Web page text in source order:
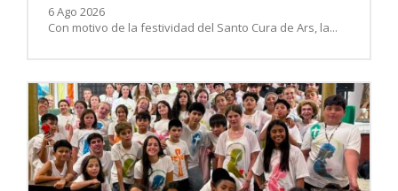
6 Ago 2026
Con motivo de la festividad del Santo Cura de Ars, la...